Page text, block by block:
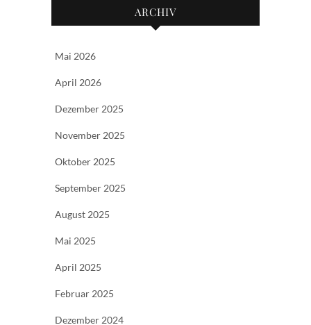
ARCHIV
Mai 2026
April 2026
Dezember 2025
November 2025
Oktober 2025
September 2025
August 2025
Mai 2025
April 2025
Februar 2025
Dezember 2024